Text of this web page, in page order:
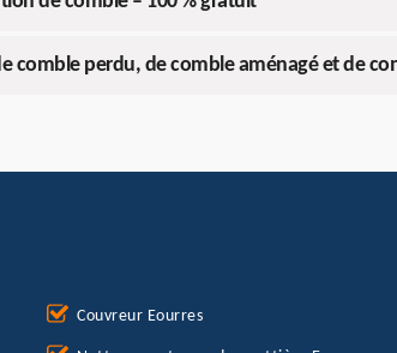
comble perdu, de comble aménagé et de
Couvreur Eourres